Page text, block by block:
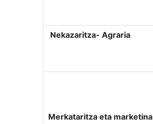
Nekazaritza- Agraria
Merkataritza eta marketina